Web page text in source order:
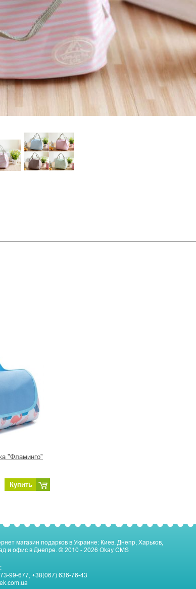
"Фламинго"
Купить
магазин подарков в Украине: Киев, Днепр, Харьков,
и офис в Днепре. © 2010 - 2026 Okay CMS
99-677, +38(067) 636-76-43